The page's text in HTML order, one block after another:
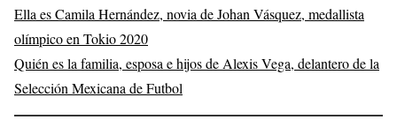
Ella es Camila Hernández, novia de Johan Vásquez, medallista
olímpico en Tokio 2020
Quién es la familia, esposa e hijos de Alexis Vega, delantero de la
Selección Mexicana de Futbol